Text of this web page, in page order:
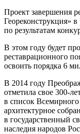
Проект завершения
Геореконструкция»
по результатам
В этом году будет
реставрационного
освоить порядка 6
В 2014 году
отметила свое 300-
в список
архитектурное
в государственный
наследия народов